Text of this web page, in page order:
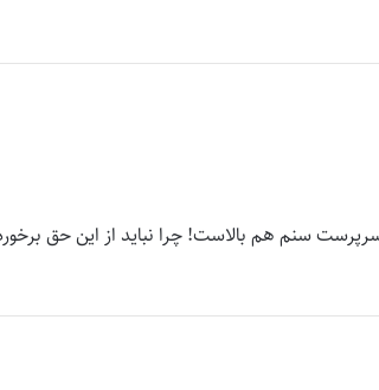
سنم هم بالاست! چرا نبايد از این حق